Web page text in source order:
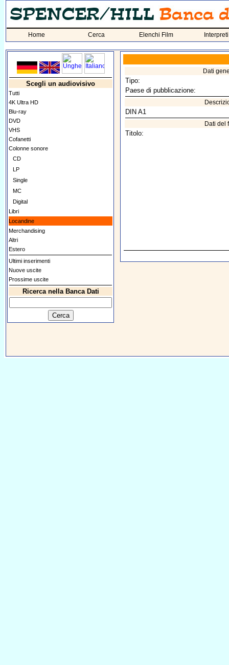
Home Cerca Elenchi Film Interpreti
Scegli un audiovisivo
Tutti
4K Ultra HD
Blu-ray
DVD
VHS
Cofanetti
Colonne sonore
CD
LP
Single
MC
Digital
Libri
Locandine
Merchandising
Altri
Estero
Ultimi inserimenti
Nuove uscite
Prossime uscite
Ricerca nella Banca Dati
Dati
Tipo:
Paese di pubblicazione:
DIN A1
Dati del
Titolo: